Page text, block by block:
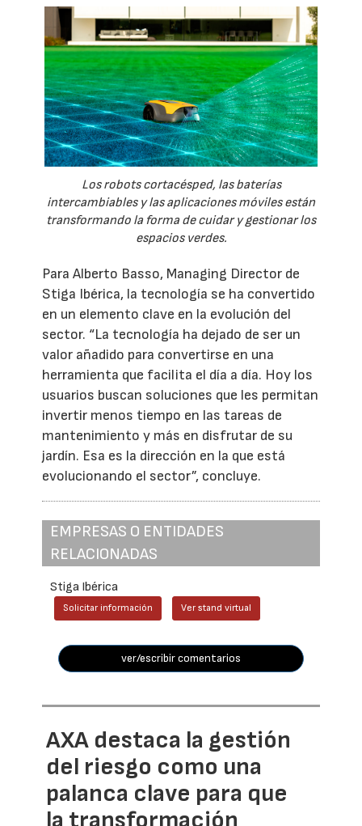
Los robots cortacésped, las baterías
intercambiables y las aplicaciones móviles están
transformando la forma de cuidar y gestionar los
espacios verdes.
Para Alberto Basso, Managing Director de
Stiga Ibérica, la tecnología se ha convertido
en un elemento clave en la evolución del
sector. “La tecnología ha dejado de ser un
valor añadido para convertirse en una
herramienta que facilita el día a día. Hoy los
usuarios buscan soluciones que les permitan
invertir menos tiempo en las tareas de
mantenimiento y más en disfrutar de su
jardín. Esa es la dirección en la que está
evolucionando el sector”, concluye.
EMPRESAS O ENTIDADES
RELACIONADAS
Stiga Ibérica
Solicitar información Ver stand virtual
ver/escribir comentarios
AXA destaca la gestión
del riesgo como una
palanca clave para que